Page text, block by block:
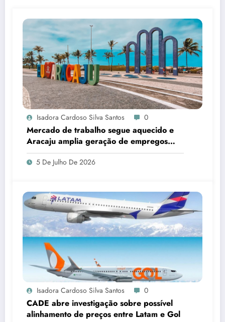
Isadora Cardoso Silva Santos 0
Mercado de trabalho segue aquecido e
Aracaju amplia geração de empregos
formais
5 De Julho De 2026
Isadora Cardoso Silva Santos 0
CADE abre investigação sobre possível
alinhamento de preços entre Latam e Gol